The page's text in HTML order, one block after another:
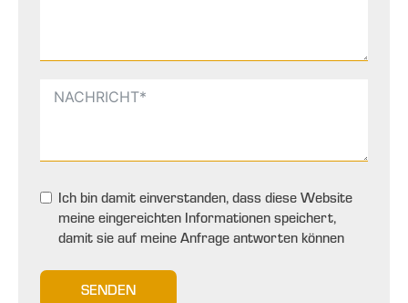
Ich bin damit einverstanden, dass diese Website
meine eingereichten Informationen speichert,
damit sie auf meine Anfrage antworten können
SENDEN